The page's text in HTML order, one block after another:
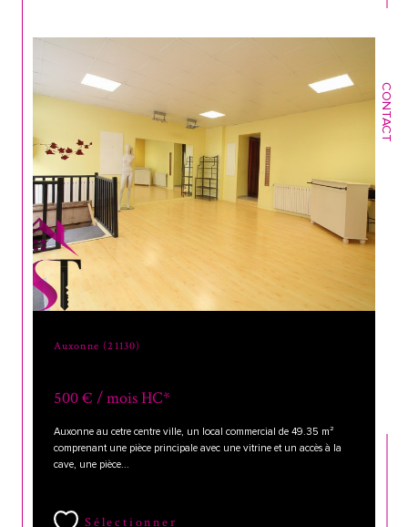
CONTACT
Auxonne (21130)
500 € / moisHC*
Auxonne au cetre centre ville, un local commercial de 49.35 m²
comprenant une pièce principale avec une vitrine et un accès à la
cave, une pièce...
Sélectionner